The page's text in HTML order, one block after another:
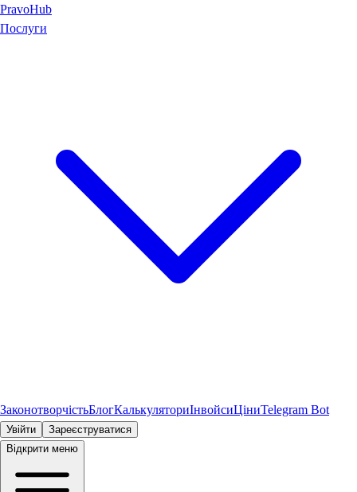
PravoHub
Послуги
ЗаконотворчістьБлогКалькуляториІнвойсиЦіниTelegram Bot
Увійти
Зареєструватися
Відкрити меню